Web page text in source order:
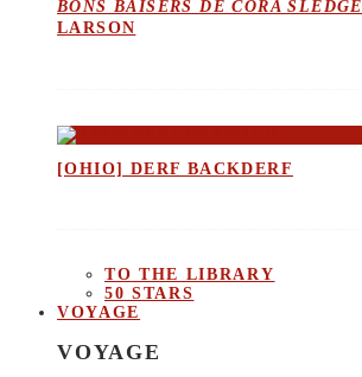
BONS BAISERS DE CORA SLEDGE
LARSON
[OHIO] DERF BACKDERF
TO THE LIBRARY
50 STARS
VOYAGE
VOYAGE